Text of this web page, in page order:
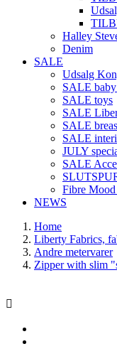
Halley
Denim
SALE
Udsalg
SALE
SALE toys
SALE
SALE
SALE
JULY
SALE
Fibre
NEWS
Home
Liberty Fabrics,
Andre metervarer
Zipper with slim
